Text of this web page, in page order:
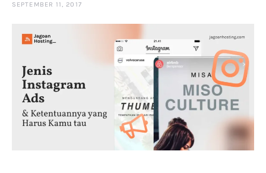
SEPTEMBER 11, 2017